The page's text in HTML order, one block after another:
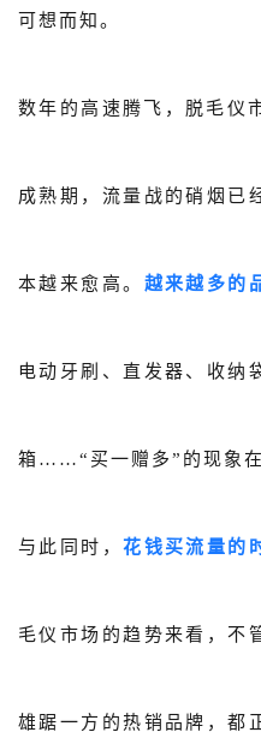
可想而知。
数年的高速腾飞，脱毛仪
成熟期，流量战的硝烟已
本越来愈高。 越来越多的
电动牙刷、直发器、收纳
箱……“买一赠多”的现象
与此同时，花钱买流量的
毛仪市场的趋势来看，不
雄踞一方的热销品牌，都